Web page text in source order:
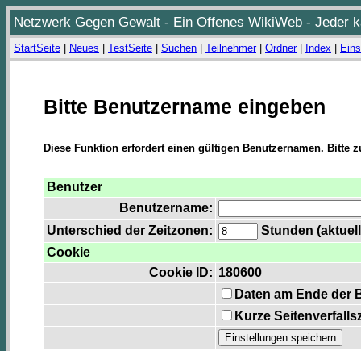
Netzwerk Gegen Gewalt - Ein Offenes WikiWeb - Jeder
StartSeite Neues TestSeite Suchen Teilnehmer| Ordner| Index
Bitte Benutzername eingeben
Diese Funktion erfordert einen gültigen Benutzernamen. Bitte
Benutzer
Benutzername:
Unterschied der Zeitzonen:
Stunden
Cookie
Cookie ID: 180600
Daten am Ende der
Kurze